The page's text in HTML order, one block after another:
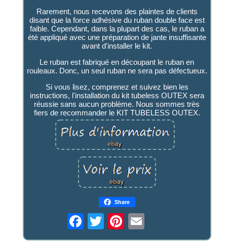
Rarement, nous recevons des plaintes de clients
disant que la force adhésive du ruban double face est
faible. Cependant, dans la plupart des cas, le ruban a
été appliqué avec une préparation de jante insuffisante
avant d'installer le kit.
Le ruban est fabriqué en découpant le ruban en
rouleaux. Donc, un seul ruban ne sera pas défectueux.
Si vous lisez, comprenez et suivez bien les
instructions, l'installation du kit tubeless OUTEX sera
réussie sans aucun problème. Nous sommes très
fiers de recommander le KIT TUBELESS OUTEX.
Share